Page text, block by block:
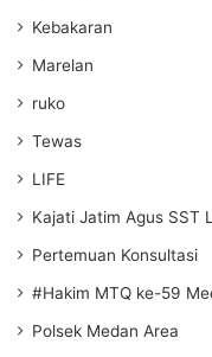
Kebakaran
Marelan
ruko
Tewas
LIFE
Kajati Jatim Agus SST
Pertemuan Konsultasi
#Hakim MTQ ke-59
Polsek Medan Area